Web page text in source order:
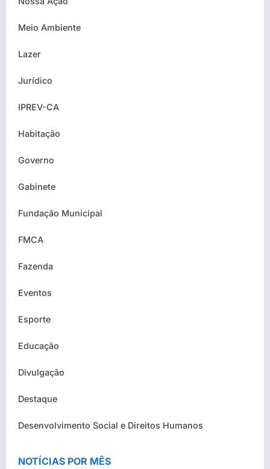
Meio Ambiente
Lazer
Jurídico
IPREV-CA
Habitação
Governo
Gabinete
Fundação Municipal
FMCA
Fazenda
Eventos
Esporte
Educação
Divulgação
Destaque
Desenvolvimento Social e Direitos Humanos
NOTÍCIAS POR MÊS